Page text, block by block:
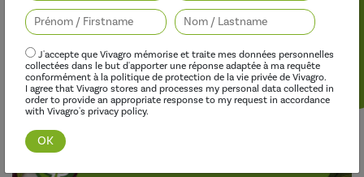
Nos produits biosourcés ont pour but de protéger durablement
les cultures contre les maladies et les ravageurs, en utilisant des
matières actives naturelles, alternatives au « tout chimique ».
J'accepte que Vivagro mémorise et traite mes données personnelles
collectées dans le but d'apporter une réponse adaptée à ma requête
conformément à la politique de protection de la vie privée de Vivagro.
I agree that Vivagro stores and processes my personal data collected in
order to provide an appropriate response to my request in accordance
with Vivagro's privacy policy.